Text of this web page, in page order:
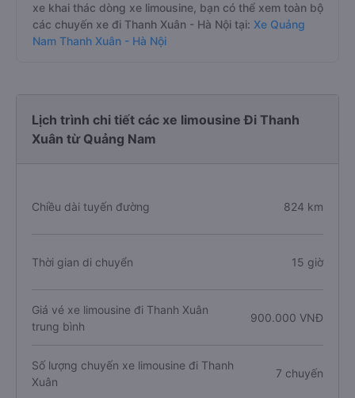
xe khai thác dòng xe limousine, bạn có thể xem toàn bộ
các chuyến xe đi Thanh Xuân - Hà Nội tại: Xe Quảng
Nam Thanh Xuân - Hà Nội
Lịch trình chi tiết các xe limousine Đi Thanh
Xuân từ Quảng Nam
Chiều dài tuyến đường 824 km
Thời gian di chuyển 15 giờ
Giá vé xe limousine đi Thanh Xuân
trung bình
900.000 VNĐ
Số lượng chuyến xe limousine đi Thanh
Xuân
7 chuyến